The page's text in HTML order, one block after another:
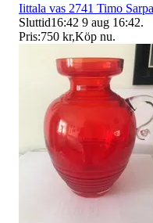
Iittala vas 2741 Timo
Sluttid16:42 9 aug 16:42.
Pris:750 kr,Köp nu.